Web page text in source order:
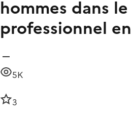
hommes dans
professionnel
5K
3